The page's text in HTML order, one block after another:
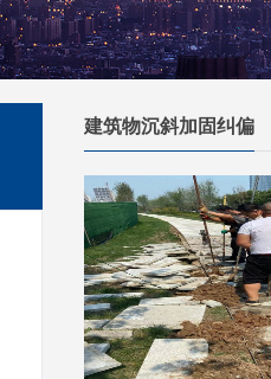
建筑物沉斜加固纠偏